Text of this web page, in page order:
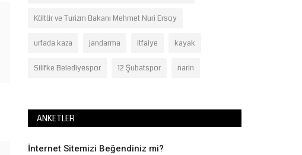
Kültür ve Turizm Bakanı Mehmet Nuri Ersoy
urfada kaza jandarma itfaiye kayak
Silifke Belediyespor 12 Şubatspor narin
ANKETLER
İnternet Sitemizi Beğendiniz mi?